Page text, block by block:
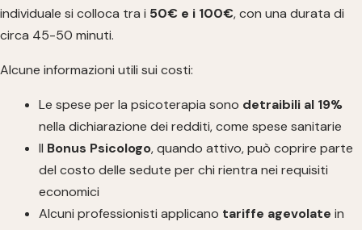
individuale si colloca tra i 50€ e i 100€, con una durata di
circa 45-50 minuti.
Alcune informazioni utili sui costi:
Le spese per la psicoterapia sono detraibili al 19%
nella dichiarazione dei redditi, come spese sanitarie
Il Bonus Psicologo, quando attivo, può coprire parte
del costo delle sedute per chi rientra nei requisiti
economici
Alcuni professionisti applicano tariffe agevolate in